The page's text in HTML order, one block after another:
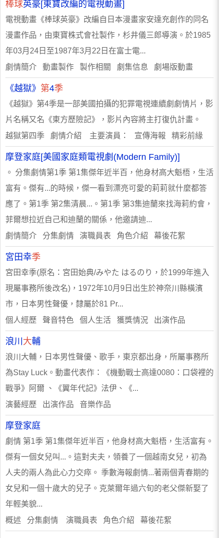
棒球英豪[東寶改編的電視動畫]
電視動畫《棒球英豪》改編自日本漫畫家安達充創作的同名
漫畫作品，由東寶株式會社製作，杉井儀三郎導演。於1985
年03月24日至1987年3月22日在富士電...
劇情簡介 動畫製作 製作相關 劇集信息 劇場版動畫
《越獄》 第4季
《越獄》第4季是一部美國拍攝的犯罪電視連續劇劇情片，影
片名稱又名《東方歷險記》，影片內容將主打復仇計畫。
越獄第四季 劇情介紹 主要演員： 宣傳海報 精彩前緣
摩登家庭[美國家庭類電視劇(Modern Family)]
。 分集劇情第1季 第1集傑年近半百，他身材高大魁梧，生活
富有。傑有...的時候，傑一看到漂亮可愛的莉莉就什麼都答
應了。第1季 第2集清晨...。第1季 第3集迪蘭來找海莉約會，
菲爾想拉近自己和迪蘭的關係，他邀請迪...
劇情簡介 分集劇情 演職員表 角色介紹 幕後花絮
宮田幸季
宮田幸季(原名：宮田始典/みやた はるのり，於1999年進入
現屬事務所後改名)，1972年10月9日出生於神奈川縣橫濱
市，日本男性聲優，隸屬於81 Pr...
個人經歷 聲音特色 個人生活 獲獎情況 出演作品
浪川 大輔
浪川大輔，日本男性聲優、歌手，東京都出身，所屬事務所
為Stay Luck。動畫代表作：《機動戰士高達0080：口袋裡的
戰爭》阿爾 、《翼年代記》法伊、《...
演藝經歷 出演作品 音樂作品
摩登家庭
劇情 第1季 第1集傑年近半百，他身材高大魁梧，生活富有。
傑有一個女兒叫...。這對夫夫，領養了一個越南女兒，初為
人夫的兩人為此心力交瘁。 季數海報劇情...著兩個青春期的
女兒和一個十歲大的兒子。克萊爾年過六旬的老父傑新娶了
年輕美貌...
概述 分集劇情 演職員表 角色介紹 幕後花絮